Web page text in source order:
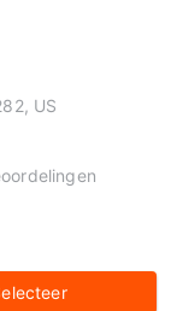
US